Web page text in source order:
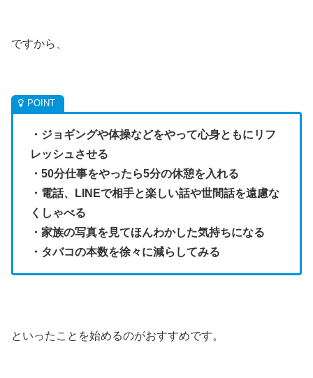
ですから、
・ジョギングや体操などをやって心身ともにリフ
レッシュさせる
・50分仕事をやったら5分の休憩を入れる
・電話、LINEで相手と楽しい話や世間話を遠慮な
くしゃべる
・家族の写真を見てほんわかした気持ちになる
・タバコの本数を徐々に減らしてみる
といったことを始めるのがおすすめです。